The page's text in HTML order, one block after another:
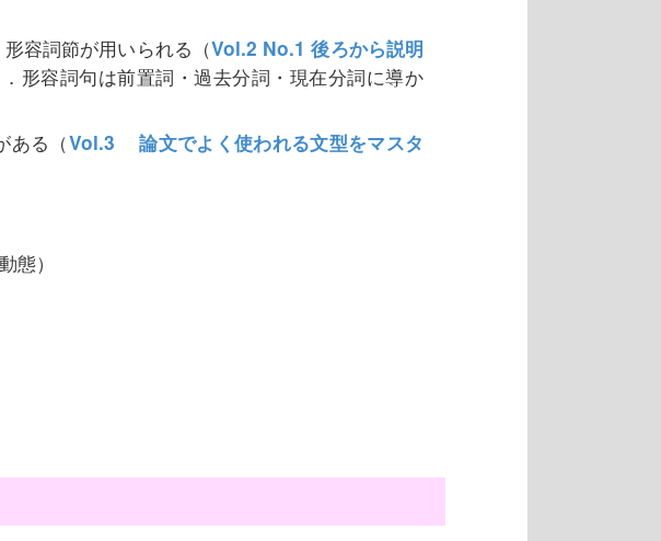
容詞節が用いられる（Vol.2 No.1 後ろから説明
形容詞句は前置詞・過去分詞・現在分詞に導か
ある（Vol.3 論文でよく使われる文型をマスタ
態）